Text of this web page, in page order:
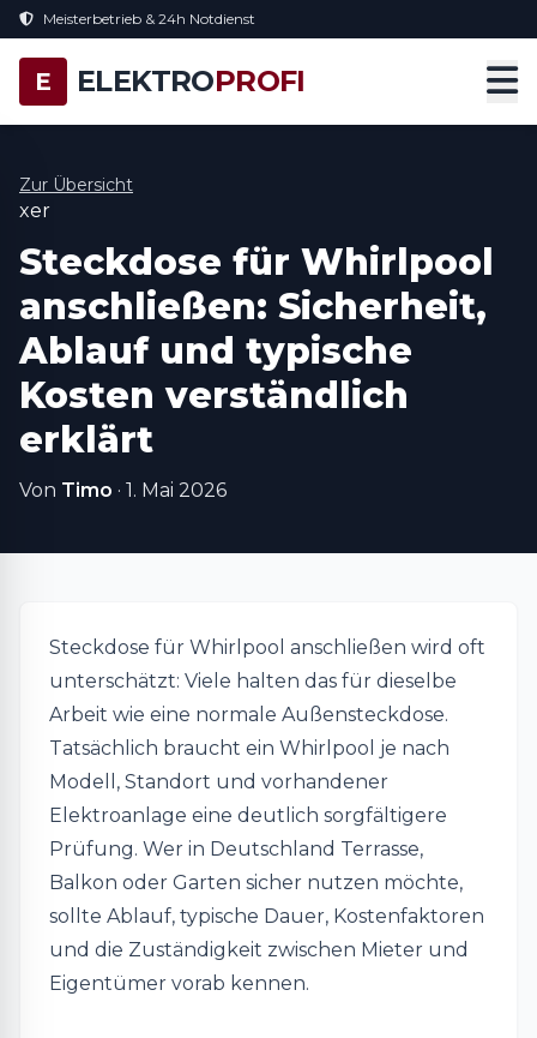
Meisterbetrieb & 24h Notdienst
E ELEKTROPROFI
Zur Übersicht
xer
Steckdose für Whirlpool
anschließen: Sicherheit,
Ablauf und typische
Kosten verständlich
erklärt
Von Timo · 1. Mai 2026
Steckdose für Whirlpool anschließen wird oft
unterschätzt: Viele halten das für dieselbe
Arbeit wie eine normale Außensteckdose.
Tatsächlich braucht ein Whirlpool je nach
Modell, Standort und vorhandener
Elektroanlage eine deutlich sorgfältigere
Prüfung. Wer in Deutschland Terrasse,
Balkon oder Garten sicher nutzen möchte,
sollte Ablauf, typische Dauer, Kostenfaktoren
und die Zuständigkeit zwischen Mieter und
Eigentümer vorab kennen.